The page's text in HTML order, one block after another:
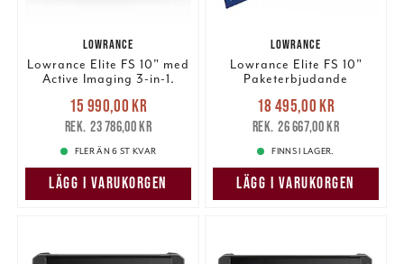
LOWRANCE
Lowrance Elite FS 10" med
Active Imaging 3-in-1.
Nuvarande pris
15 990,00 krTidigare pris
23 786,00 kr
15 990,00 kr
23 786,00 kr
FLER ÄN 6 ST KVAR
LÄGG I VARUKORGEN
LOWRANCE
Lowrance Elite FS 10"
Paketerbjudande
Nuvarande pris
18 495,00 krTidigare pris
26 667,00 kr
18 495,00 kr
26 667,00 kr
FINNS I LAGER.
LÄGG I VARUKORGEN